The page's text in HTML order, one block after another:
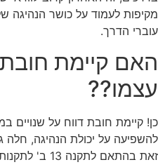
מקיפות לעמוד על כושר הנהיגה
עוברי הדרך.
האם קיימת חובת
עצמו??
כן! קיימת חובת דווח על שנויים
להשפיעה על יכולת הנהיגה, חלה
זאת בהתאם לתקנה 13 ב' לתקנות התעבורה.